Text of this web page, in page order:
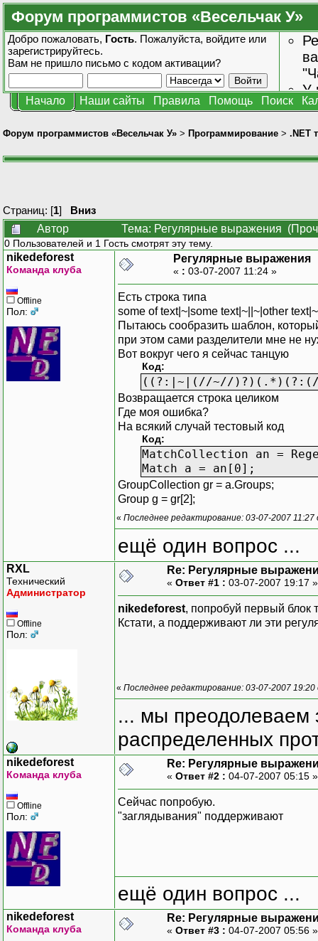
Форум программистов «Весельчак У»
Добро пожаловать, Гость. Пожалуйста, войдите или
зарегистрируйтесь.
Вам не пришло письмо с кодом активации?
У
Начало Наши сайты Правила Помощь Поиск
Форум программистов «Весельчак У» > Программирование > .NET
Страниц: [1] Вниз
Автор
Тема: Регулярные выражения
0 Пользователей и 1 Гость смотрят эту тему.
nikedeforest
Команда клуба
Offline
Пол:
Регулярные выражения
« : 03-07-2007 11:24 »
Есть строка типа
some of text|~|some text|~||~|other
Пытаюсь сообразить шаблон,
при этом сами разделители мне не
Вот вокруг чего я сейчас танцую
Код:
((?:|~|(//~//
Возвращается строка целиком
Где моя ошибка?
На всякий случай тестовый код
Код:
MatchCollection an =
Match a = an[0];
GroupCollection gr = a.Groups;
Group g = gr[2];
« Последнее редактирование: 03-07-2007 11:27
ещё один вопрос ...
RXL
Технический
Администратор
Offline
Пол:
Re: Регулярные
« Ответ #1 : 03-07-2007 19:17
nikedeforest, попробуй первый блок
Кстати, а поддерживают ли эти
« Последнее редактирование: 03-07-2007
... мы преодолеваем
распределенных
nikedeforest
Команда клуба
Offline
Пол:
Re: Регулярные
« Ответ #2 : 04-07-2007 05:15
Сейчас попробую.
"заглядывания" поддерживают
ещё один вопрос ...
nikedeforest
Команда клуба
Re: Регулярные
« Ответ #3 : 04-07-2007 05:56